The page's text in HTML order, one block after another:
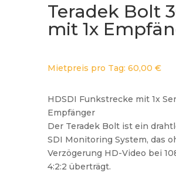
Teradek Bolt
mit 1x
Mietpreis pro Tag: 60,00 €
HDSDI Funkstrecke mit 1x
Empfänger
Der Teradek Bolt ist ein
SDI Monitoring System, das
Verzögerung HD-Video bei
4:2:2 überträgt.